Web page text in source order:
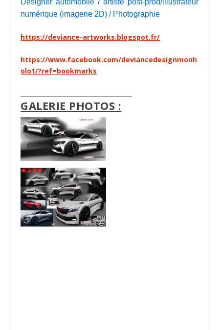
numérique (imagerie 2D) / Photographie
https://deviance-artworks.blogspot.fr/
https://www.facebook.com/deviancedesignmonh
olo1/?ref=bookmarks
GALERIE PHOTOS :